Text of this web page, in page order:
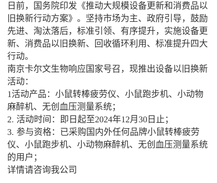
日前，国务院印发《推动大规模设备更新和消费品以
旧换新行动方案》。坚持市场为主、政府引导，鼓励
先进、淘汰落后，标准引领、有序提升，实施设备更
新、消费品以旧换新、回收循环利用、标准提升四大
行动。
南京卡尔文生物响应国家号召，现推出设备以旧换新
活动：
1活动产品：小鼠转棒疲劳仪、小鼠跑步机、小动物
麻醉机、 无创血压测量系统；
2. 活动时间：即日起至2024年12月30日止；
3. 参与资格：已采购国内外任何品牌小鼠转棒疲劳
仪、小鼠跑步机、小动物麻醉机、无创血压测量系统
的用户；
详情请咨询我公司